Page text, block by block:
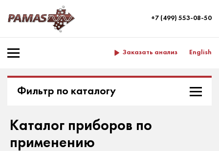
+7 (499) 553-08-50
Заказать анализ English
Фильтр по каталогу
Каталог приборов по
применению